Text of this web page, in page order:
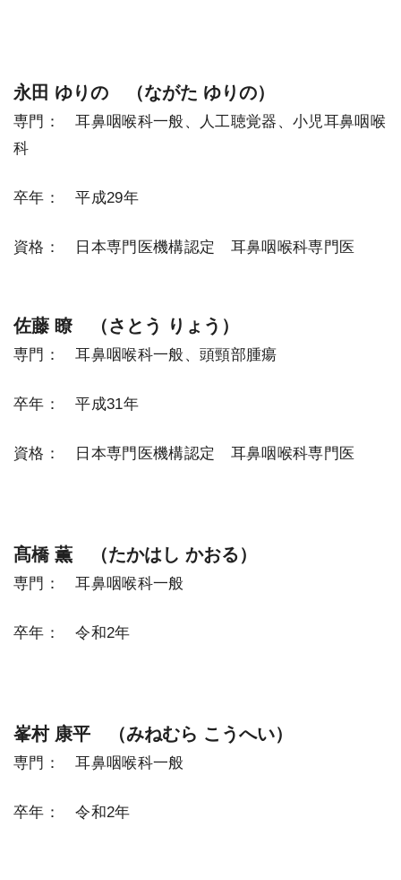
永田 ゆりの （ながた ゆりの）
専門： 耳鼻咽喉科一般、人工聴覚器、小児耳鼻咽喉
科
卒年： 平成29年
資格： 日本専門医機構認定 耳鼻咽喉科専門医
佐藤 瞭 （さとう りょう）
専門： 耳鼻咽喉科一般、頭頸部腫瘍
卒年： 平成31年
資格： 日本専門医機構認定 耳鼻咽喉科専門医
髙橋 薫 （たかはし かおる）
専門： 耳鼻咽喉科一般
卒年： 令和2年
峯村 康平 （みねむら こうへい）
専門： 耳鼻咽喉科一般
卒年： 令和2年